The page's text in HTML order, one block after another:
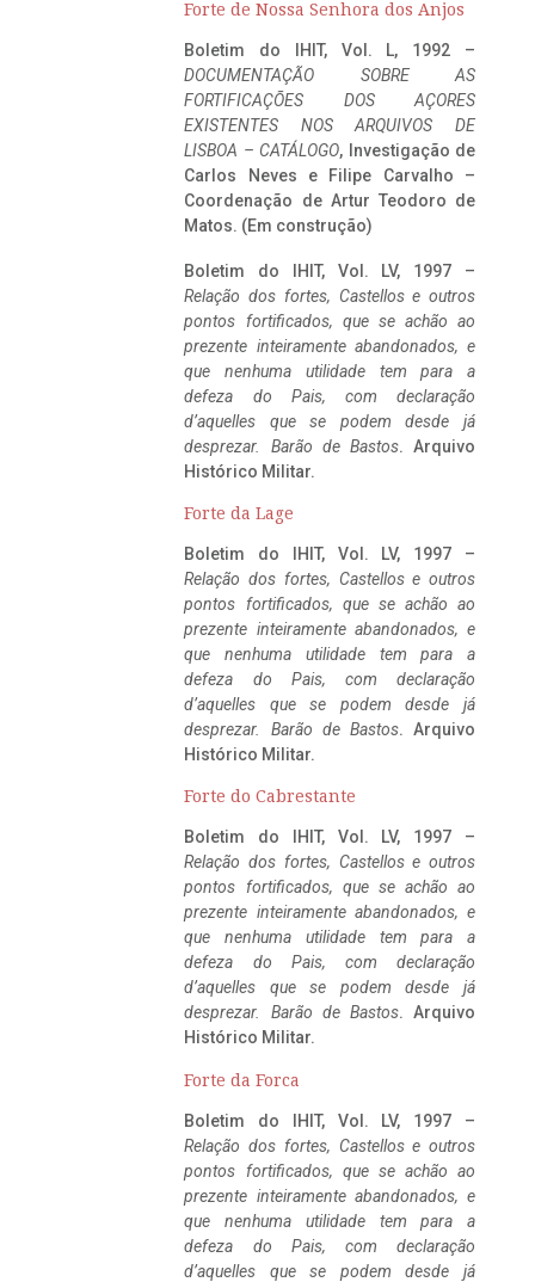
Forte de Nossa Senhora dos Anjos
Boletim do IHIT, Vol. L, 1992 –
DOCUMENTAÇÃO SOBRE AS
FORTIFICAÇÕES DOS AÇORES
EXISTENTES NOS ARQUIVOS DE
LISBOA – CATÁLOGO, Investigação de
Carlos Neves e Filipe Carvalho –
Coordenação de Artur Teodoro de
Matos. (Em construção)
Boletim do IHIT, Vol. LV, 1997 –
Relação dos fortes, Castellos e outros
pontos fortificados, que se achão ao
prezente inteiramente abandonados, e
que nenhuma utilidade tem para a
defeza do Pais, com declaração
d’aquelles que se podem desde já
desprezar. Barão de Bastos. Arquivo
Histórico Militar.
Forte da Lage
Boletim do IHIT, Vol. LV, 1997 –
Relação dos fortes, Castellos e outros
pontos fortificados, que se achão ao
prezente inteiramente abandonados, e
que nenhuma utilidade tem para a
defeza do Pais, com declaração
d’aquelles que se podem desde já
desprezar. Barão de Bastos. Arquivo
Histórico Militar.
Forte do Cabrestante
Boletim do IHIT, Vol. LV, 1997 –
Relação dos fortes, Castellos e outros
pontos fortificados, que se achão ao
prezente inteiramente abandonados, e
que nenhuma utilidade tem para a
defeza do Pais, com declaração
d’aquelles que se podem desde já
desprezar. Barão de Bastos. Arquivo
Histórico Militar.
Forte da Forca
Boletim do IHIT, Vol. LV, 1997 –
Relação dos fortes, Castellos e outros
pontos fortificados, que se achão ao
prezente inteiramente abandonados, e
que nenhuma utilidade tem para a
defeza do Pais, com declaração
d’aquelles que se podem desde já